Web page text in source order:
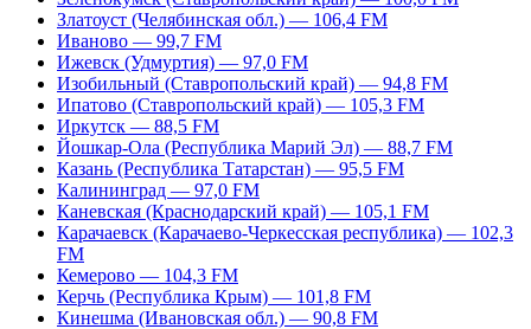
Златоуст (Челябинская обл.) — 106,4 FM
Иваново — 99,7 FM
Ижевск (Удмуртия) — 97,0 FM
Изобильный (Ставропольский край) — 94,8 FM
Ипатово (Ставропольский край) — 105,3 FM
Иркутск — 88,5 FM
Йошкар-Ола (Республика Марий Эл) — 88,7 FM
Казань (Республика Татарстан) — 95,5 FM
Калининград — 97,0 FM
Каневская (Краснодарский край) — 105,1 FM
Карачаевск (Карачаево-Черкесская республика) — 102,3
FM
Кемерово — 104,3 FM
Керчь (Республика Крым) — 101,8 FM
Кинешма (Ивановская обл.) — 90,8 FM